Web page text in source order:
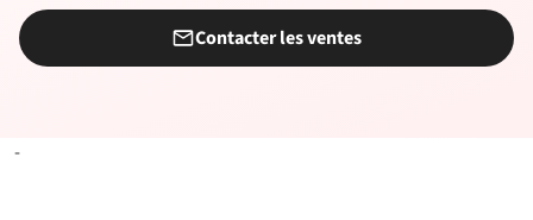
Contacter les ventes
-